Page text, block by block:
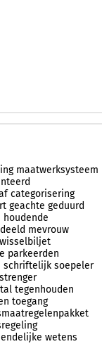
maatwerksysteem
categorisering
geachte geduurd
houdende
mevrouw
parkeerden
schriftelijk soepeler
strenger
tal tegenhouden
toegang
wetens